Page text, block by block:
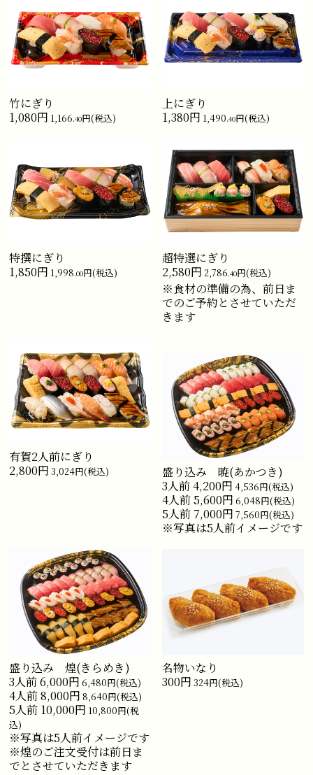
竹にぎり
1,080円 1,166.40円(税込)
上にぎり
1,380円 1,490.40円(税込)
特撰にぎり
1,850円 1,998.00円(税込)
超特選にぎり
2,580円 2,786.40円(税込)
※食材の準備の為、前日ま
でのご予約とさせていただ
きます
有賀2人前にぎり
2,800円 3,024円(税込)
盛り込み 暁(あかつき)
3人前 4,200円 4,536円(税込)
4人前 5,600円 6,048円(税込)
5人前 7,000円 7,560円(税込)
※写真は5人前イメージです
盛り込み 煌(きらめき)
3人前 6,000円 6,480円(税込)
4人前 8,000円 8,640円(税込)
5人前 10,000円 10,800円(税
込)
※写真は5人前イメージです
※煌のご注文受付は前日ま
でとさせていただきます
名物いなり
300円 324円(税込)